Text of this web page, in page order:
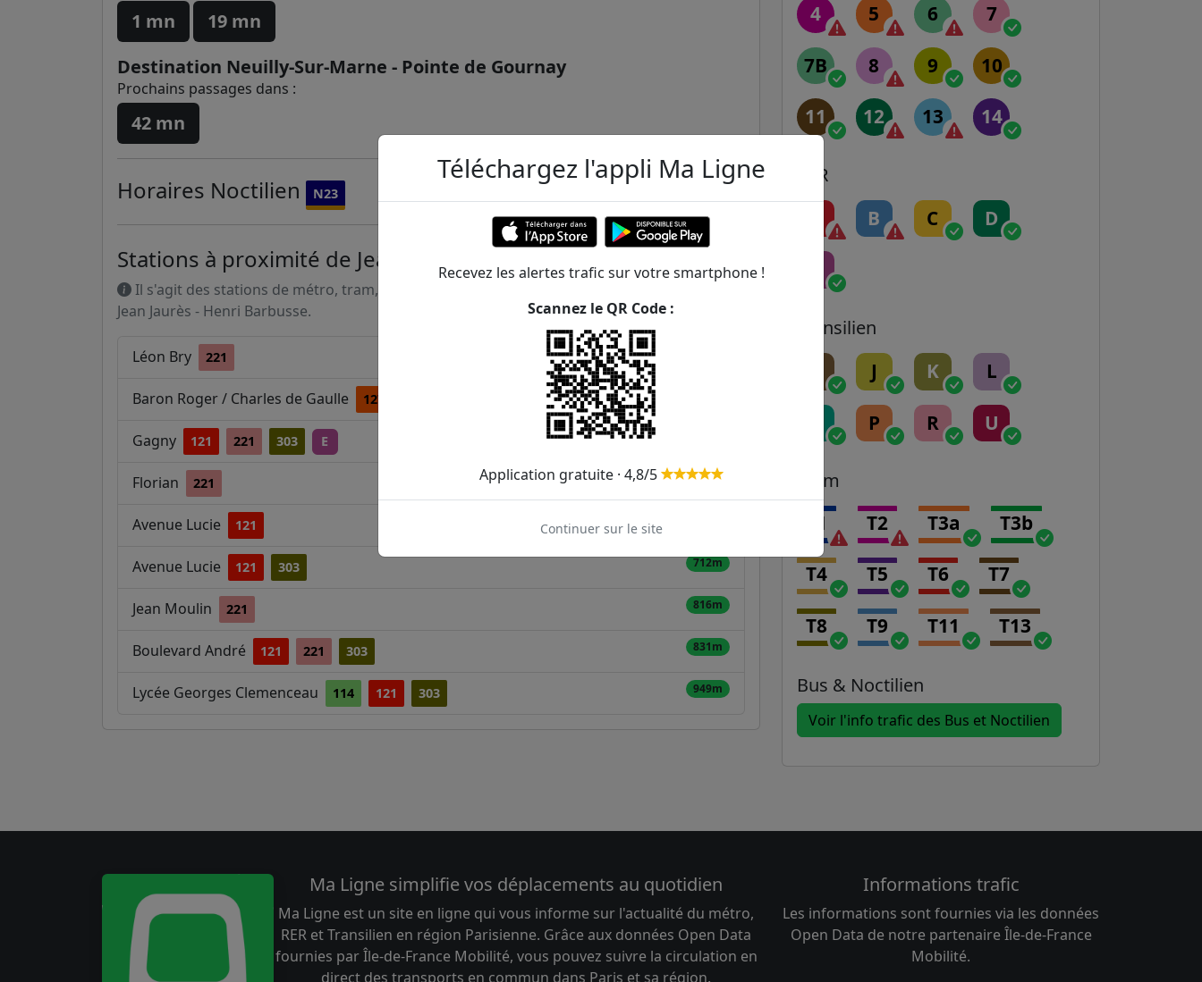
1 mn
19 mn
Destination Neuilly-Sur-Marne - Pointe de Gournay
Prochains passages dans :
42 mn
Horaires Noctilien N23
Stations à proximité de Jean Jaurès - Henri Barbusse
Il s'agit des stations de métro, tram, RER et transilien situées à moins de 1km de la gare
Jean Jaurès - Henri Barbusse.
Léon Bry 221
Baron Roger / Charles de Gaulle 127
Gagny 121 221 303 E
Florian 221 515m
Avenue Lucie 121
Avenue Lucie 121 303 712m
Jean Moulin 221 816m
Boulevard André 121 221 303 831m
Lycée Georges Clemenceau 114 121 303 949m
4 5 6 7
7B 8 9 10
11 12 13 14
RER
B C D
Transilien
J K L
P R U
Tram
T1 T2 T3a T3b
T4 T5 T6 T7
T8 T9 T11 T13
Bus & Noctilien
Voir l'info trafic des Bus et Noctilien
Ma Ligne simplifie vos déplacements au quotidien
Ma Ligne est un site en ligne qui vous informe sur l'actualité du métro,
RER et Transilien en région Parisienne. Grâce aux données Open Data
fournies par Île-de-France Mobilité, vous pouvez suivre la circulation en
direct des transports en commun dans Paris et sa région.
Informations trafic
Les informations sont fournies via les données
Open Data de notre partenaire Île-de-France
Mobilité.
Téléchargez l'appli Ma Ligne
Recevez les alertes trafic sur votre smartphone !
Scannez le QR Code :
Application gratuite · 4,8/5
Continuer sur le site